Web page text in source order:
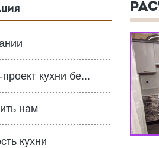
кухни бе...
нам
кухни